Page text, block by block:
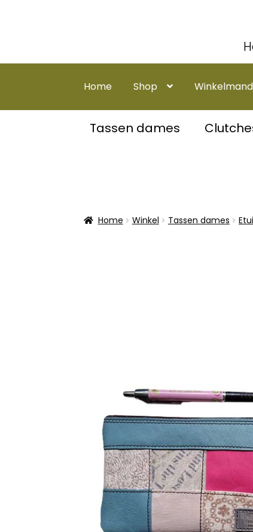
door
naar
Home Shop Winkelmand
Tassen dames
Home Winkel Tassen dames